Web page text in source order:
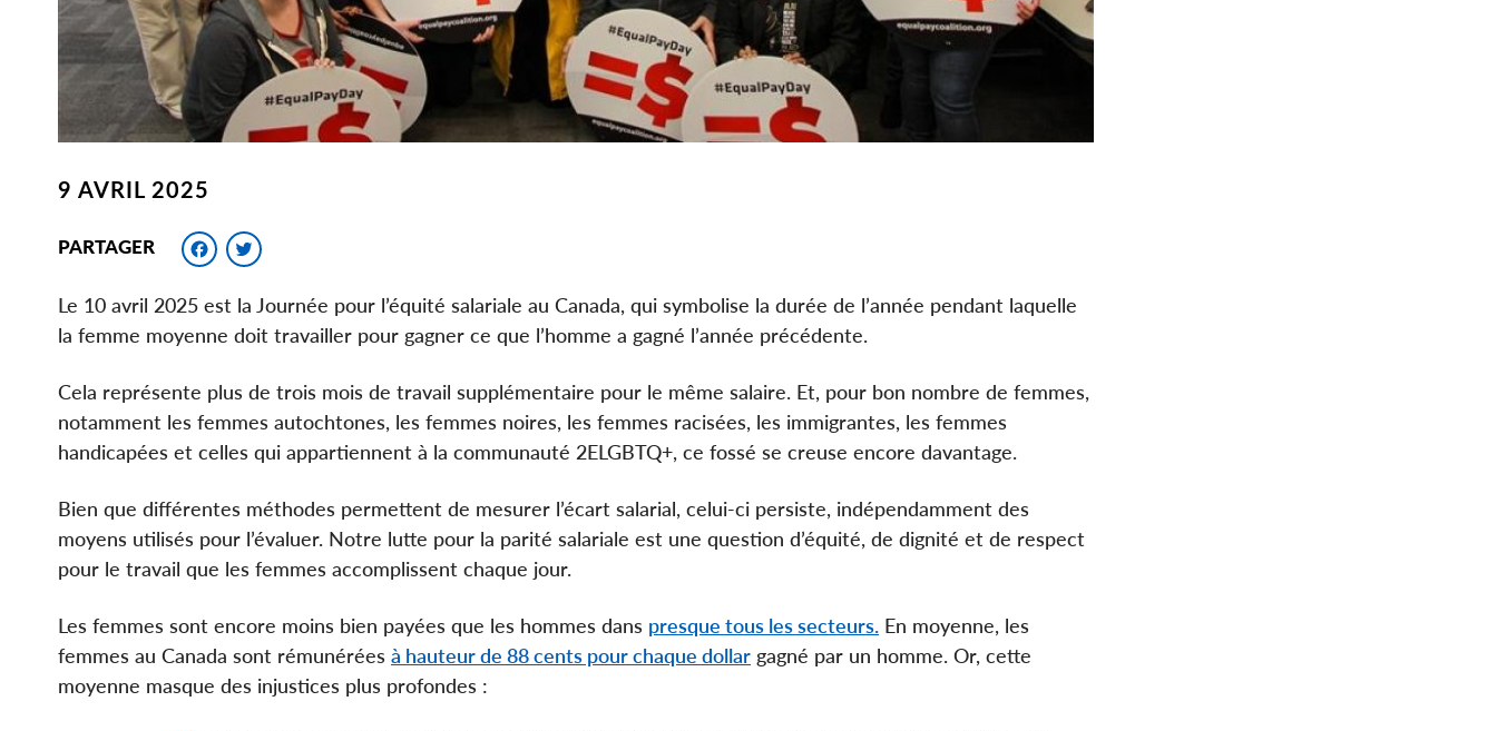
9 AVRIL 2025
PARTAGER Facebook
Le 10 avril 2025 est la Journée pour l’équité salariale au Canada, qui symbolise la durée de l’année pendant laquelle
la femme moyenne doit travailler pour gagner ce que l’homme a gagné l’année précédente.
Cela représente plus de trois mois de travail supplémentaire pour le même salaire. Et, pour bon nombre de femmes,
notamment les femmes autochtones, les femmes noires, les femmes racisées, les immigrantes, les femmes
handicapées et celles qui appartiennent à la communauté 2ELGBTQ+, ce fossé se creuse encore davantage.
Bien que différentes méthodes permettent de mesurer l’écart salarial, celui-ci persiste, indépendamment des
moyens utilisés pour l’évaluer. Notre lutte pour la parité salariale est une question d’équité, de dignité et de respect
pour le travail que les femmes accomplissent chaque jour.
Les femmes sont encore moins bien payées que les hommes dans presque tous les secteurs. En moyenne, les
femmes au Canada sont rémunérées à hauteur de 88 cents pour chaque dollar gagné par un homme. Or, cette
moyenne masque des injustices plus profondes :